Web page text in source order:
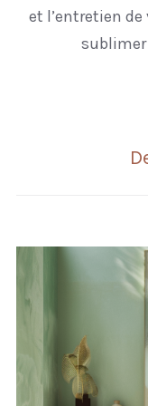
et l’entretien
sublimer